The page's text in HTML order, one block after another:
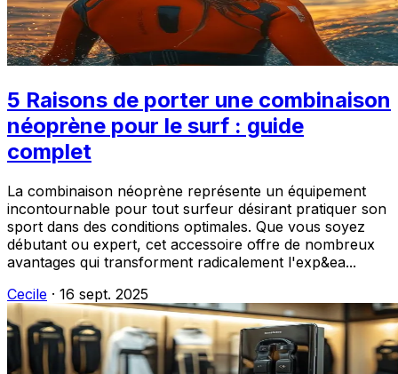
5 Raisons de porter une combinaison
néoprène pour le surf : guide
complet
La combinaison néoprène représente un équipement
incontournable pour tout surfeur désirant pratiquer son
sport dans des conditions optimales. Que vous soyez
débutant ou expert, cet accessoire offre de nombreux
avantages qui transforment radicalement l'exp&ea...
Cecile · 16 sept. 2025